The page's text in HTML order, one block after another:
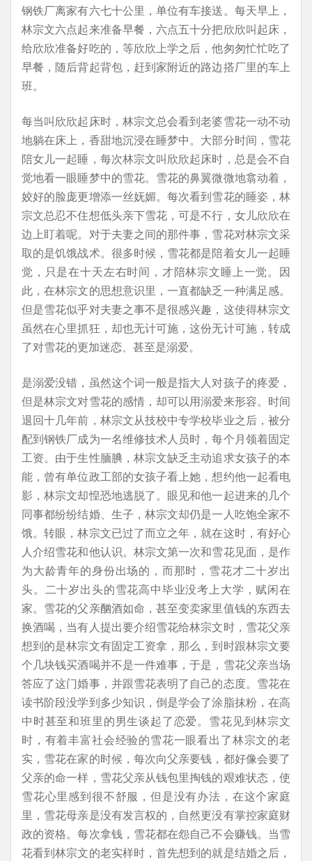
钢铁厂离家有六七十公里，单位有车接送。每天早上，
林宗文六点起来准备早餐，六点五十分把欣欣叫起床，
给欣欣准备好吃的，等欣欣上学之后，他匆匆忙忙吃了
早餐，随后背起背包，赶到家附近的路边搭厂里的车上
班。
每当叫欣欣起床时，林宗文总会看到老婆雪花一动不动
地躺在床上，香甜地沉浸在睡梦中。大部分时间，雪花
陪女儿一起睡，每次林宗文叫欣欣起床时，总是会不自
觉地看一眼睡梦中的雪花。雪花的鼻翼微微地翕动着，
姣好的脸庞更增添一丝妩媚。每次看到雪花的睡姿，林
宗文总忍不住想低头亲下雪花，可是不行，女儿欣欣在
边上盯着呢。对于夫妻之间的那件事，雪花对林宗文采
取的是饥饿战术。很多时候，雪花都是陪着女儿一起睡
觉，只是在十天左右时间，才陪林宗文睡上一觉。因
此，在林宗文的思想意识里，一直都缺乏一种满足感。
但是雪花似乎对夫妻之事不是很感兴趣，这使得林宗文
虽然在心里抓狂，却也无计可施，这份无计可施，转成
了对雪花的更加迷恋、甚至是溺爱。
是溺爱没错，虽然这个词一般是指大人对孩子的疼爱，
但是林宗文对雪花的感情，却可以用溺爱来形容。时间
退回十几年前，林宗文从技校中专学校毕业之后，被分
配到钢铁厂成为一名维修技术人员时，每个月领着固定
工资。由于生性腼腆，林宗文缺乏主动追求女孩子的本
能，曾有单位政工部的女孩子看上她，想约他一起看电
影，林宗文却惶恐地逃脱了。眼见和他一起进来的几个
同事都纷纷结婚、生子，林宗文却仍是一人吃饱全家不
饿。转眼，林宗文已过了而立之年，就在这时，有好心
人介绍雪花和他认识。林宗文第一次和雪花见面，是作
为大龄青年的身份出场的，而那时，雪花才二十岁出
头。二十岁出头的雪花高中毕业没考上大学，赋闲在
家。雪花的父亲酗酒如命，甚至变卖家里值钱的东西去
换酒喝，当有人提出要介绍雪花给林宗文时，雪花父亲
想到的是林宗文有固定工资拿，那么，到时跟林宗文要
个几块钱买酒喝并不是一件难事，于是，雪花父亲当场
答应了这门婚事，并跟雪花表明了自己的态度。雪花在
读书阶段没学到多少知识，倒是学会了涂脂抹粉，在高
中时甚至和班里的男生谈起了恋爱。雪花见到林宗文
时，有着丰富社会经验的雪花一眼看出了林宗文的老
实，雪花在家的时候，每次向父亲要钱，都好像会要了
父亲的命一样，雪花父亲从钱包里掏钱的艰难状态，使
雪花心里感到很不舒服，但是没有办法，在这个家庭
里，雪花母亲是没有发言权的，自然更没有掌控家庭财
政的资格。每次拿钱，雪花都在怨自己不会赚钱。当雪
花看到林宗文的老实样时，首先想到的就是结婚之后，